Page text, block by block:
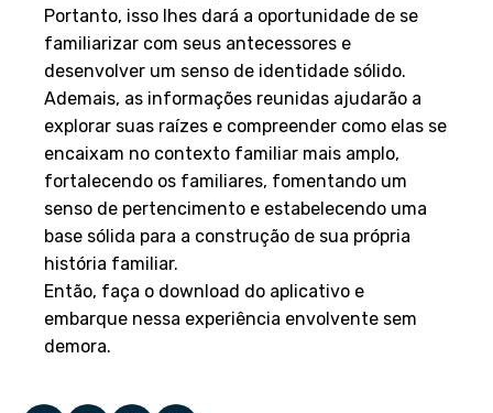
Portanto, isso lhes dará a oportunidade de se
familiarizar com seus antecessores e
desenvolver um senso de identidade sólido.
Ademais, as informações reunidas ajudarão a
explorar suas raízes e compreender como elas se
encaixam no contexto familiar mais amplo,
fortalecendo os familiares, fomentando um
senso de pertencimento e estabelecendo uma
base sólida para a construção de sua própria
história familiar.
Então, faça o download do aplicativo e
embarque nessa experiência envolvente sem
demora.